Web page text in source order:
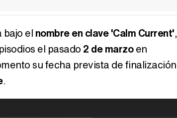
bajo el nombre en clave 'Calm Current',
el pasado 2 de marzoen
su fecha prevista de finalización
.